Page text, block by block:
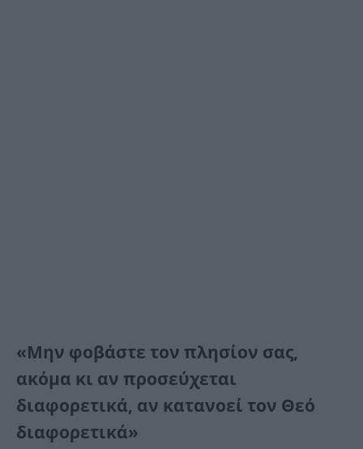
«Μην φοβάστε τον πλησίον σας,
ακόμα κι αν προσεύχεται
διαφορετικά, αν κατανοεί τον Θεό
διαφορετικά»